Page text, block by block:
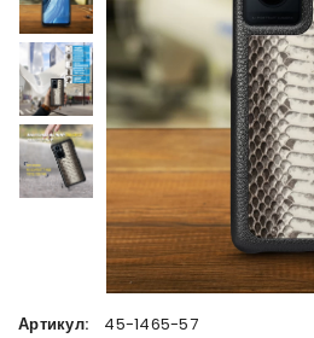
Артикул: 45-1465-57